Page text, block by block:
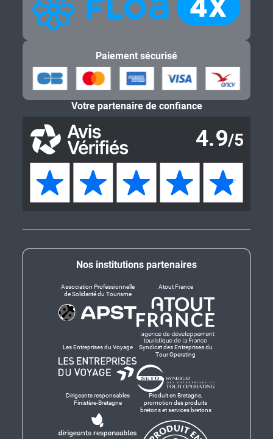
Nos institutions partenaires
Association Professionnelle
de Solidarité du Tourisme
Atout France
Les Entreprises du Voyage
Syndicat des Entreprises du
Tour Operating
Dirigeants responsables
Finistère-Bretagne
Produit en Bretagne,
promotion des produits
bretons et services bretons
Paiement sécurisé
Votre partenaire de confiance